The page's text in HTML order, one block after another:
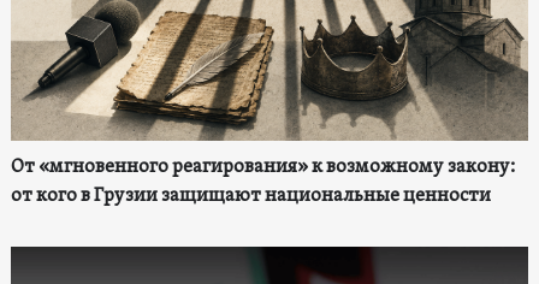
От «мгновенного реагирования» к возможному закону:
от кого в Грузии защищают национальные ценности